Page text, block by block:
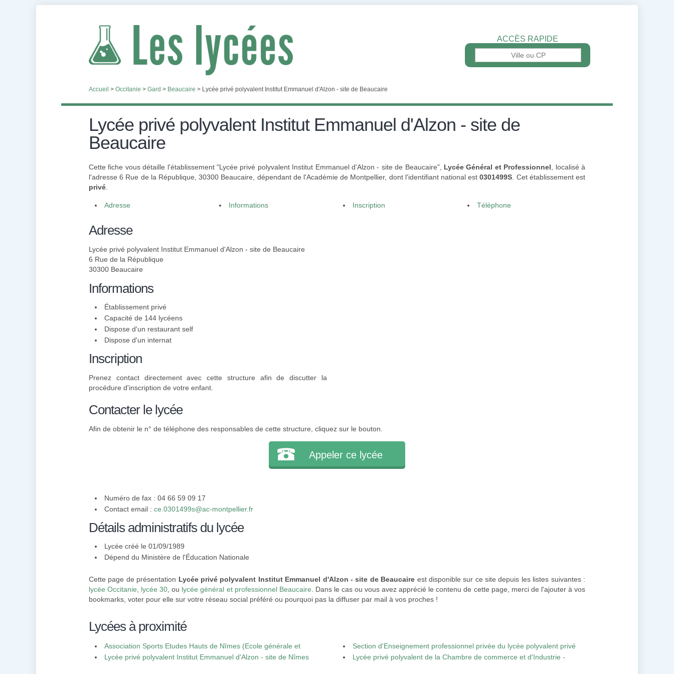
ACCÈS RAPIDE
Accueil > Occitanie > Gard > Beaucaire > Lycée privé polyvalent Institut Emmanuel d'Alzon - site de Beaucaire
Lycée privé polyvalent Institut Emmanuel d'Alzon - site de
Beaucaire
Cette fiche vous détaille l'établissement "Lycée privé polyvalent Institut Emmanuel d'Alzon - site de Beaucaire", Lycée Général et Professionnel , localisé à
l'adresse 6 Rue de la République, 30300 Beaucaire, dépendant de l'Académie de Montpellier, dont l'identifiant national est0301499S . Cet établissement est
privé
Adresse Informations Inscription Téléphone
Adresse
Lycée privé polyvalent Institut Emmanuel d'Alzon - site de Beaucaire
6 Rue de la République
30300 Beaucaire
Informations
Établissement privé
Capacité de 144 lycéens
Dispose d'un restaurant self
Dispose d'un internat
Inscription
Prenez contact directement avec cette structure afin de discutter la
procédure d'inscription de votre enfant.
Contacter le lycée
Afin de obtenir le n° de téléphone des responsables de cette structure, cliquez sur le bouton.
Appeler ce lycée
Numéro de fax : 04 66 59 09 17
Contact email : ce.0301499s@ac-montpellier.fr
Détails administratifs du lycée
Lycée créé le 01/09/1989
Dépend du Ministère de l'Éducation Nationale
Cette page de présentation Lycée privé polyvalent Institut Emmanuel d'Alzon - site de Beaucaire est disponible sur ce site depuis les listes suivantes :
lycée Occitanie
lycée 30 , ou lycée général et professionnel Beaucaire . Dans le cas ou vous avez apprécié le contenu de cette page, merci de l'ajouter à vos
bookmarks, voter pour elle sur votre réseau social préféré ou pourquoi pas la diffuser par mail à vos proches !
Lycées à proximité
Association Sports Etudes Hauts de Nîmes (Ecole générale et
technologique privée)
Section d'Enseignement professionnel privée du lycée polyvalent privé
Emmanuel d'Alzon - Nîmes
Lycée privé polyvalent Institut Emmanuel d'Alzon - site de Nîmes
Lycée privé polyvalent de la Chambre de commerce et d'Industrie -